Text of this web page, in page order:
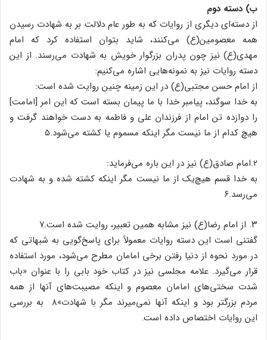
ب) دسته دوم
از دسته‌ای دیگری از روایات که به طور عام دلالت بر به شهادت رسیدن
همه معصومین(ع) می‌کنند، شاید بتوان استفاده کرد که امام
مهدی(ع) نیز چون پدران بزرگوار خویش به شهادت می‌رسند. از این
دسته روایات نیز به نمونه‌هایی اشاره می‌کنیم:
از امام حسن مجتبی(ع) در این زمینه چنین روایت شده است:
به خدا سوگند، پیامبر خدا با ما پیمان بسته است که این امر [امامت]
را دوازده‌ تن امام از فرزندان علی و فاطمه به دست خواهند گرفت و
هیچ کدام از ما نیست مگر اینکه مسموم یا کشته می‌شود.۵
۲.امام صادق(ع) نیز در این باره می‌فرماید:
به خدا قسم هیچ‌یک از ما نیست مگر اینکه کشته شده و به شهادت
می‌رسد.۶
۳. از امام رضا(ع) نیز مشابه همین تعبیر، روایت شده است.۷
گفتنی است این دسته روایات معمولاً برای پاسخ‌گویی به شبهاتی که
در مورد نحوه از دنیا رفتن برخی امامان مطرح می‌شود، مورد استفاده
قرار می‌گیرد. علامه مجلسی نیز در کتاب خود بابی را با عنوان «باب
شدت سختی‌های امامان معصوم و اینکه مصیبت‌های آنها از همه
مردم بزرگتر بود و اینکه آنها نمی‌میرند مگر با شهادت»8 به بررسی
این روایات اختصاص داده است.